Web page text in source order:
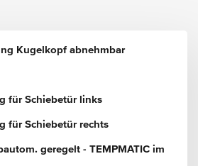
Kugelkopf abnehmbar
für Schiebetür links
für Schiebetür rechts
geregelt - TEMPMATIC im